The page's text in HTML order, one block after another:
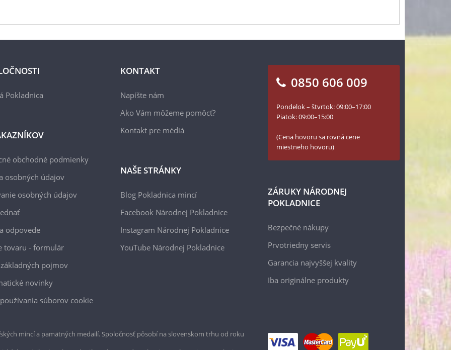
Pokladnica
obchodné podmienky
osobných údajov
osobných údajov
odpovede
tovaru - formulár
pojmov
novinky
súborov cookie
KONTAKT
Napíšte nám
Ako Vám môžeme pomôcť?
Kontakt pre médiá
NAŠE STRÁNKY
Blog Pokladnica mincí
Facebook Národnej Pokladnice
Instagram Národnej Pokladnice
YouTube Národnej Pokladnice
0850 606 009
Pondelok – štvrtok: 09:00–17:00
Piatok: 09:00–15:00
(Cena hovoru sa rovná cene
miestneho hovoru)
ZÁRUKY NÁRODNEJ
POKLADNICE
Bezpečné nákupy
Prvotriedny servis
Garancia najvyššej kvality
Iba originálne produkty
mincí a pamätných medailí. Spoločnosť pôsobí na slovenskom trhu od roku